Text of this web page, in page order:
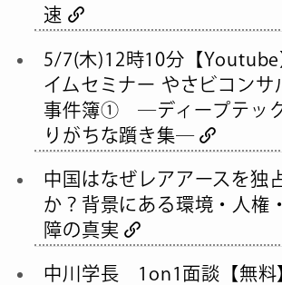
速
5/7(木)12時10分【Youtube
イムセミナー やさビコンサ
事件簿① ―ディープテッ
りがちな躓き集―
中国はなぜレアアースを独
か？背景にある環境・人権
障の真実
中川学長 1on1面談【無料